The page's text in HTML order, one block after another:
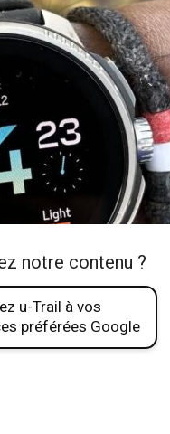
notre contenu ?
u-Trail à vos
préférées Google